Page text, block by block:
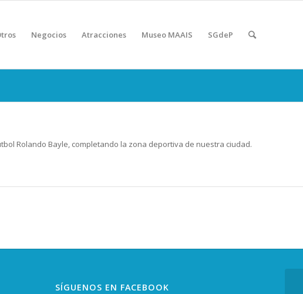
Negocios Atracciones Museo MAAIS SGdeP
Rolando Bayle, completando la zona deportiva de nuestra ciudad.
SÍGUENOS EN FACEBOOK